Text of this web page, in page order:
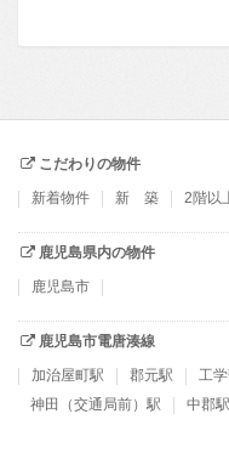
こだわりの物件
新着物件
新 築 2階以
鹿児島県内の物件
鹿児島市
鹿児島市電唐湊線
加治屋町駅
郡元駅 工
神田（交通局前）駅
中郡駅